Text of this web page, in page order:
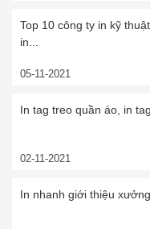
Top 10 công ty in kỹ
in...
05-11-2021
In tag treo quần áo, in
02-11-2021
In nhanh giới thiệu